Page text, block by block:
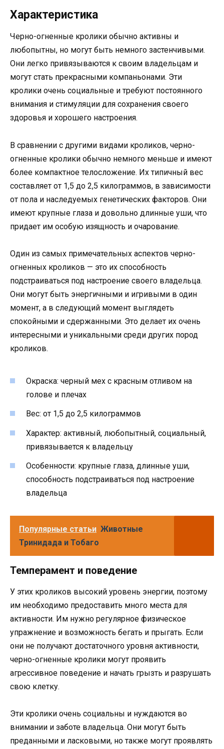
Характеристика
Черно-огненные кролики обычно активны и
любопытны, но могут быть немного застенчивыми.
Они легко привязываются к своим владельцам и
могут стать прекрасными компаньонами. Эти
кролики очень социальные и требуют постоянного
внимания и стимуляции для сохранения своего
здоровья и хорошего настроения.
В сравнении с другими видами кроликов, черно-
огненные кролики обычно немного меньше и имеют
более компактное телосложение. Их типичный вес
составляет от 1,5 до 2,5 килограммов, в зависимости
от пола и наследуемых генетических факторов. Они
имеют крупные глаза и довольно длинные уши, что
придает им особую изящность и очарование.
Один из самых примечательных аспектов черно-
огненных кроликов — это их способность
подстраиваться под настроение своего владельца.
Они могут быть энергичными и игривыми в один
момент, а в следующий момент выглядеть
спокойными и сдержанными. Это делает их очень
интересными и уникальными среди других пород
кроликов.
Окраска: черный мех с красным отливом на
голове и плечах
Вес: от 1,5 до 2,5 килограммов
Характер: активный, любопытный, социальный,
привязывается к владельцу
Особенности: крупные глаза, длинные уши,
способность подстраиваться под настроение
владельца
Популярные статьи Животные
Тринидада и Тобаго
Темперамент и поведение
У этих кроликов высокий уровень энергии, поэтому
им необходимо предоставить много места для
активности. Им нужно регулярное физическое
упражнение и возможность бегать и прыгать. Если
они не получают достаточного уровня активности,
черно-огненные кролики могут проявить
агрессивное поведение и начать грызть и разрушать
свою клетку.
Эти кролики очень социальны и нуждаются во
внимании и заботе владельца. Они могут быть
преданными и ласковыми, но также могут проявлять